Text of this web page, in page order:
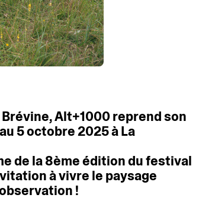
Brévine,Alt+1000reprendson
au 5octobre2025àLa
de la8èmeéditiondufestival
àvivre le paysage
!